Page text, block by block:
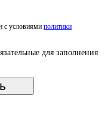
с условиями политики
для заполнения